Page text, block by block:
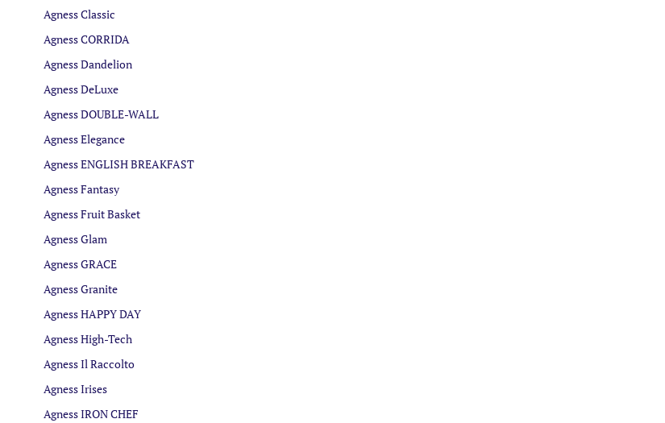
Agness Classic
Agness CORRIDA
Agness Dandelion
Agness DeLuxe
Agness DOUBLE-WALL
Agness Elegance
Agness ENGLISH BREAKFAST
Agness Fantasy
Agness Fruit Basket
Agness Glam
Agness GRACE
Agness Granite
Agness HAPPY DAY
Agness High-Tech
Agness Il Raccolto
Agness Irises
Agness IRON CHEF